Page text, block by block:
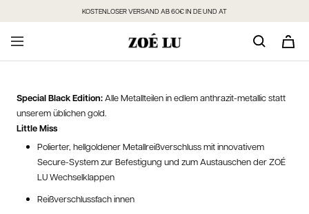
zum
Inhalt
KOSTENLOSER VERSAND AB 60€ IN DE UND AT
Special Black Edition:Alle Metallteilen in edlem anthrazit-metallic statt
unserem üblichen gold.
Little Miss
Polierter, hellgoldener Metallreißverschluss mit innovativem
Secure-System zur Befestigung und zum Austauschen der ZOÉ
LU Wechselklappen
Reißverschlussfach innen